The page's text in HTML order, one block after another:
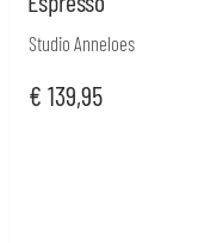
Studio Anneloes
€ 139,95